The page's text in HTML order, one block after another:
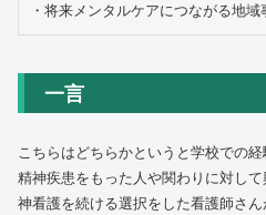
・将来メンタルケアにつながる地
一言
こちらはどちらかというと学校での
精神疾患をもった人や関わりに対し
神看護を続ける選択をした看護師さ